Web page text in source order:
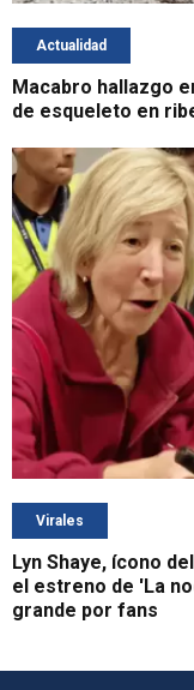
Actualidad
Macabro hallazgo
de esqueleto en
Virales
Lyn Shaye, ícono
el estreno de 'La
grande por fans